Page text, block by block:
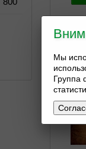
Мы
Группа